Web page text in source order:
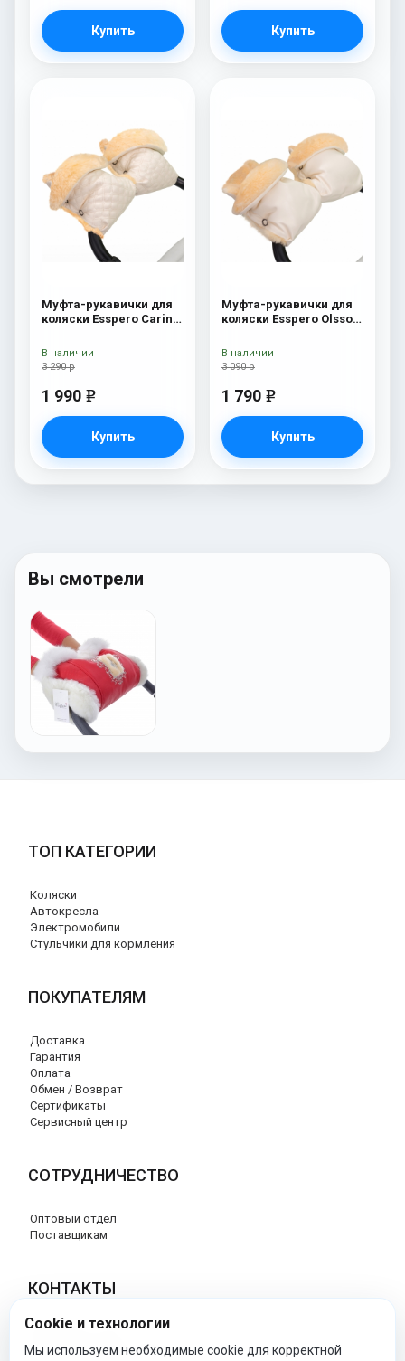
Купить Купить
Муфта-рукавички для
коляски Esspero Carina
Cream
3 290 р
1 990 e
Купить
В наличии
Муфта-рукавички для
коляски Esspero Olsson
Cream
3 090 р
1 790 e
Купить
В наличии
Вы смотрели
ТОП КАТЕГОРИИ
Коляски
Автокресла
Электромобили
Стульчики для кормления
ПОКУПАТЕЛЯМ
Доставка
Гарантия
Оплата
Обмен / Возврат
Сертификаты
Сервисный центр
СОТРУДНИЧЕСТВО
Оптовый отдел
Поставщикам
КОНТАКТЫ
8 (800) 707-17-56
info@peg-perego-market.ru
Cookie и технологии
Мы используем необходимые cookie для корректной